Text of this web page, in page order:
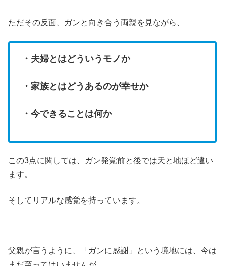
ただその反面、ガンと向き合う両親を見ながら、
・夫婦とはどういうモノか
・家族とはどうあるのが幸せか
・今できることは何か
この3点に関しては、ガン発覚前と後では天と地ほど違い
ます。
そしてリアルな感覚を持っています。
父親が言うように、「ガンに感謝」という境地には、今は